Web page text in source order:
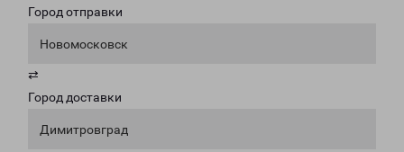
Город отправки
Новомосковск
⇄
Город доставки
Димитровград